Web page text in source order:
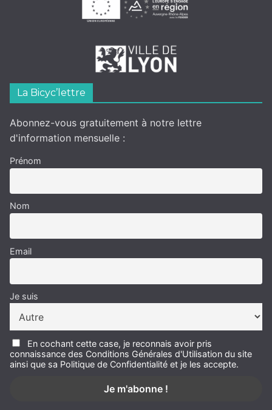
La Bicyc’lettre
Abonnez-vous gratuitement à notre lettre
d'information mensuelle :
Prénom
Nom
Email
Je suis
En cochant cette case, je reconnais avoir pris
connaissance des Conditions Générales d'Utilisation du site
ainsi que sa Politique de Confidentialité et je les accepte.